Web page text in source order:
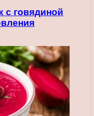
с говядиной